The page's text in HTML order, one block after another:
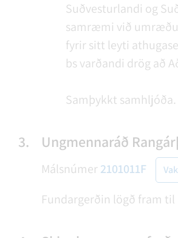
Suðvesturlandi og
samræmi við
fyrir sitt leyti
bs varðandi drög að
Samþykkt samhljóða.
3. Ungmennaráð
Málsnúmer2101011F
Fundargerðin lögð fram til